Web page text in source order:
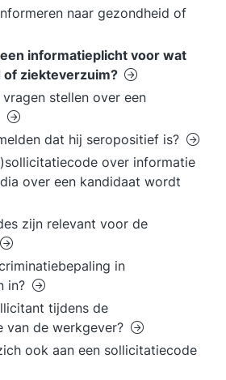
naar gezondheid of
informatieplicht voor wat
ziekteverzuim?
stellen over een
dat hij seropositief is?
over informatie
over een kandidaat wordt
zijn relevant voor de
in
in?
tijdens de
van de werkgever?
ook aan een sollicitatiecode